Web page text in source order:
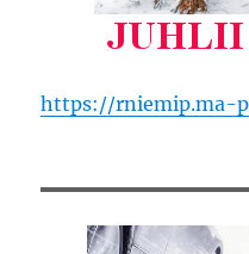
https://rniemip.ma-